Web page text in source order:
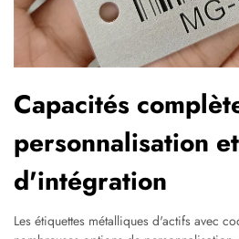
Capacités
personnalisation et
d'intégration
Les étiquettes métalliques d'actifs avec